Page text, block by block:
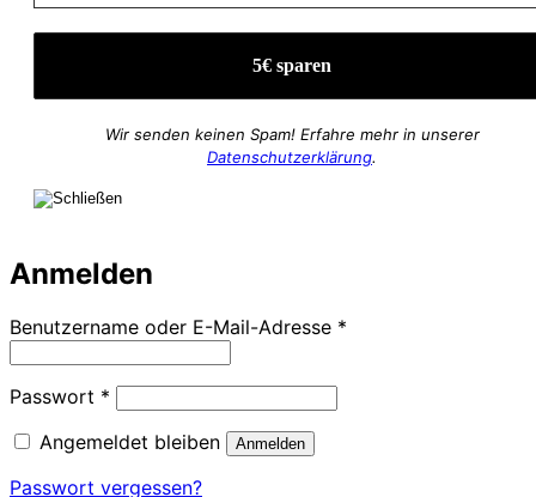
Wir senden keinen Spam! Erfahre mehr in unserer
Datenschutzerklärung.
Anmelden
Benutzername oder E-Mail-Adresse *
Passwort * Erforderlich
Angemeldet bleiben
Anmelden
Passwort vergessen?